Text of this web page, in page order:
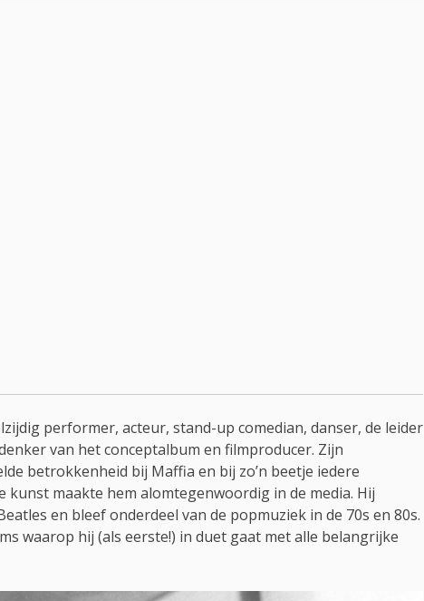
performer, acteur, stand-up comedian, danser, de leider
van het conceptalbum en filmproducer. Zijn
betrokkenheid bij Maffia en bij zo’n beetje iedere
maakte hem alomtegenwoordig in de media. Hij
en bleef onderdeel van de popmuziek in de 70s en 80s.
waarop hij (als eerste!) in duet gaat met alle belangrijke